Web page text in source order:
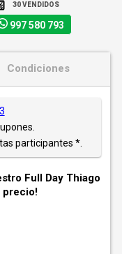
30 VENDIDOS
997 580 793
Condiciones
participantes *.
Full Day Thiago
precio!